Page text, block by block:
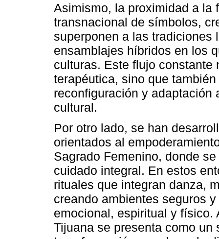
Asimismo, la proximidad a la
transnacional de símbolos,
superponen a las tradiciones
ensamblajes híbridos en los
culturas. Este flujo constante
terapéutica, sino que
reconfiguración y
cultural.
Por otro lado, se han
orientados al
Sagrado Femenino, donde
cuidado integral. En estos
rituales que integran danza,
creando ambientes seguros
emocional, espiritual y
Tijuana se presenta como